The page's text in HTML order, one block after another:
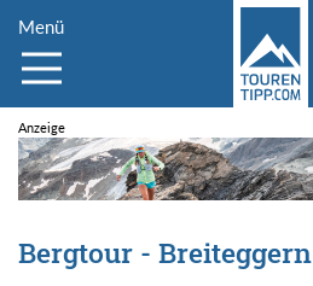
Menü
Bergtour - Breiteggern